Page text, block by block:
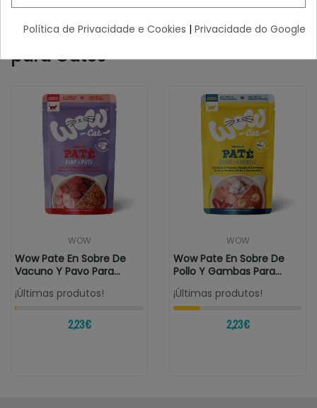
entre as refeições ou para melhorar a aceitação da
refeição.
Semelhante a Wow Sopa de Pollo
para Gatos
WOW
Wow Pate En Sobre De
Vacuno Y Pavo Para
Gatos
¡Últimas produtos!
2,23 €
WOW
Wow Pate En Sobre De
Pollo Y Gambas Para
Gatos
¡Últimas produtos!
2,23 €
Política de Privacidade e Cookies | Privacidade do Google